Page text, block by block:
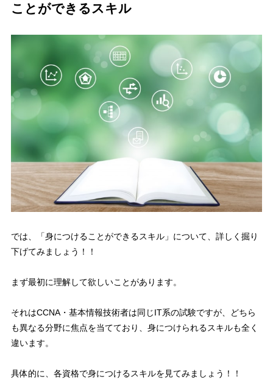
ことができるスキル
では、「身につけることができるスキル」について、詳しく掘り
下げてみましょう！！
まず最初に理解して欲しいことがあります。
それはCCNA・基本情報技術者は同じIT系の試験ですが、どちら
も異なる分野に焦点を当てており 、 身につけられるスキルも全く
違います。
具体的に、各資格で身につけるスキルを見てみましょう！！